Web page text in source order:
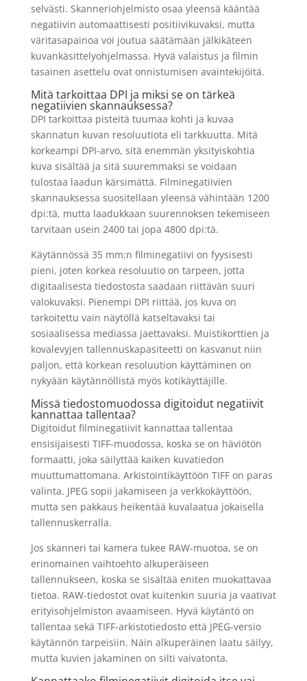
selvästi. Skanneriohjelmisto osaa yleensä kääntää
negatiivin automaattisesti positiivikuvaksi, mutta
väritasapainoa voi joutua säätämään jälkikäteen
kuvankäsittelyohjelmassa. Hyvä valaistus ja filmin
tasainen asettelu ovat onnistumisen avaintekijöitä.
Mitä tarkoittaa DPI ja miksi se on tärkeä
negatiivien skannauksessa?
DPI tarkoittaa pisteitä tuumaa kohti ja kuvaa
skannatun kuvan resoluutiota eli tarkkuutta. Mitä
korkeampi DPI-arvo, sitä enemmän yksityiskohtia
kuva sisältää ja sitä suuremmaksi se voidaan
tulostaa laadun kärsimättä. Filminegatiivien
skannauksessa suositellaan yleensä vähintään 1200
dpi:tä, mutta laadukkaan suurennoksen tekemiseen
tarvitaan usein 2400 tai jopa 4800 dpi:tä.
Käytännössä 35 mm:n filminegatiivi on fyysisesti
pieni, joten korkea resoluutio on tarpeen, jotta
digitaalisesta tiedostosta saadaan riittävän suuri
valokuvaksi. Pienempi DPI riittää, jos kuva on
tarkoitettu vain näytöllä katseltavaksi tai
sosiaalisessa mediassa jaettavaksi. Muistikorttien ja
kovalevyjen tallennuskapasiteetti on kasvanut niin
paljon, että korkean resoluution käyttäminen on
nykyään käytännöllistä myös kotikäyttäjille.
Missä tiedostomuodossa digitoidut negatiivit
kannattaa tallentaa?
Digitoidut filminegatiivit kannattaa tallentaa
ensisijaisesti TIFF-muodossa, koska se on häviötön
formaatti, joka säilyttää kaiken kuvatiedon
muuttumattomana. Arkistointikäyttöön TIFF on paras
valinta. JPEG sopii jakamiseen ja verkkokäyttöön,
mutta sen pakkaus heikentää kuvalaatua jokaisella
tallennuskerralla.
Jos skanneri tai kamera tukee RAW-muotoa, se on
erinomainen vaihtoehto alkuperäiseen
tallennukseen, koska se sisältää eniten muokattavaa
tietoa. RAW-tiedostot ovat kuitenkin suuria ja vaativat
erityisohjelmiston avaamiseen. Hyvä käytäntö on
tallentaa sekä TIFF-arkistotiedosto että JPEG-versio
käytännön tarpeisiin. Näin alkuperäinen laatu säilyy,
mutta kuvien jakaminen on silti vaivatonta.